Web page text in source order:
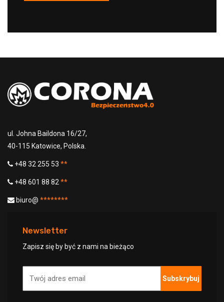
elektroniczną na podany adres e-mail. Proszę
marketingowych od CORONA Serwis:
(Szanujemy Twoją uwagę, będziemy odzywać się tylko z
konkretnymi informacjami)
klikając link w stopce naszych e-maili. Aby uzyskać
informacje na temat naszych praktyk w zakresie
ochrony prywatności, odwiedź naszą
ul. Johna Baildona 16/27,
40-115 Katowice, Polska.
+48 32 255 53 **
+48 601 88 82 **
biuro@ ********
Newsletter
Zapisz się by być z nami na bieżąco
Subskrybuj